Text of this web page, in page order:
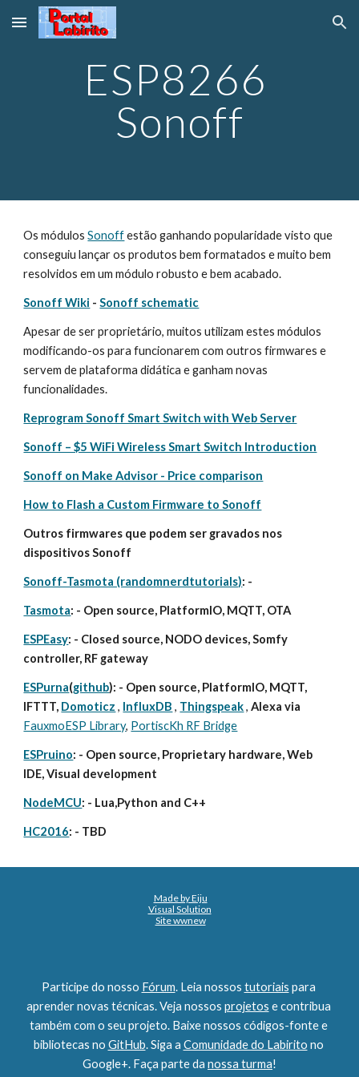
Skip to main content Skip to navigation
ESP8266
Sonoff
Os módulos Sonoff estão ganhando popularidade visto que
conseguiu lançar os produtos bem formatados e muito bem
resolvidos em um módulo robusto e bem acabado.
Sonoff Wiki - Sonoff schematic
Apesar de ser proprietário, muitos utilizam estes módulos
modificando-os para funcionarem com outros firmwares e
servem de plataforma didática e ganham novas
funcionalidades.
Reprogram Sonoff Smart Switch with Web Server
Sonoff – $5 WiFi Wireless Smart Switch Introduction
Sonoff on Make Advisor - Price comparison
How to Flash a Custom Firmware to Sonoff
Outros firmwares que podem ser gravados nos
dispositivos Sonoff
Sonoff-Tasmota (randomnerdtutorials): -
Tasmota: - Open source, PlatformIO, MQTT, OTA
ESPEasy: - Closed source, NODO devices, Somfy
controller, RF gateway
ESPurna(github): - Open source, PlatformIO, MQTT,
IFTTT, Domoticz , InfluxDB , Thingspeak , Alexa via
FauxmoESP Library, PortiscKh RF Bridge
ESPruino: - Open source, Proprietary hardware, Web
IDE, Visual development
NodeMCU: - Lua,Python and C++
HC2016: - TBD
Made by Eiju
Visual Solution
Site wwnew
Participe do nosso Fórum. Leia nossos tutoriais para
aprender novas técnicas. Veja nossos projetos e contribua
também com o seu projeto. Baixe nossos códigos-fonte e
bibliotecas no GitHub. Siga a Comunidade do Labirito no
Google+. Faça parte da nossa turma!